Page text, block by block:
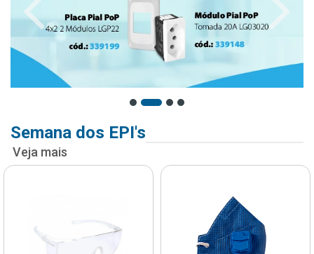
Semana dos EPI's
Veja mais